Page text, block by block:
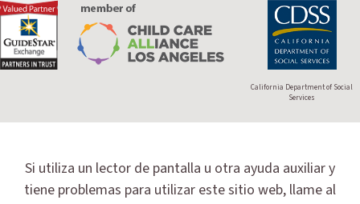
California Department of Social
Services
Si utiliza un lector de pantalla u otra ayuda auxiliar y
tiene problemas para utilizar este sitio web, llame al